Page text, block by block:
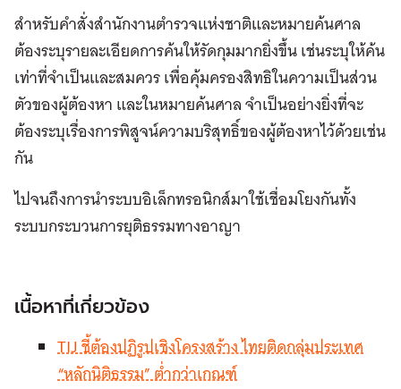
สำหรับคําสั่งสํานักงานตํารวจแห่งชาติและหมายค้นศาล
ต้องระบุรายละเอียดการค้นให้รัดกุมมากยิ่งขึ้น เช่นระบุให้ค้น
เท่าที่จําเป็นและสมควร เพื่อคุ้มครองสิทธิในความเป็นส่วน
ตัวของผู้ต้องหา และในหมายค้นศาล จำเป็นอย่างยิ่งที่จะ
ต้องระบุเรื่องการพิสูจน์ความบริสุทธิ์ของผู้ต้องหาไว้ด้วยเช่น
กัน
ไปจนถึงการนำระบบอิเล็กทรอนิกส์มาใช้เชื่อมโยงกันทั้ง
ระบบกระบวนการยุติธรรมทางอาญา
เนื้อหาที่เกี่ยวข้อง
TIJ ชี้ต้องปฏิรูปเชิงโครงสร้าง ไทยติดกลุ่มประเทศ
“หลักนิติธรรม” ต่ำกว่าเกณฑ์